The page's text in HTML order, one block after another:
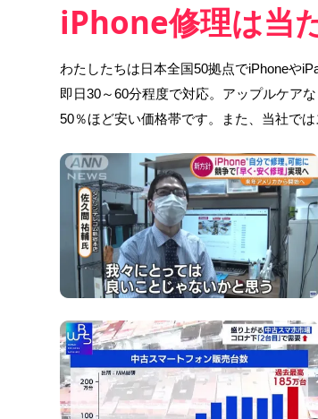
iPhone修理は当
わたしたちは日本全国50拠点でiPhoneや
即日30～60分程度で対応。アップルケア
50％ほど安い価格帯です。また、当社で